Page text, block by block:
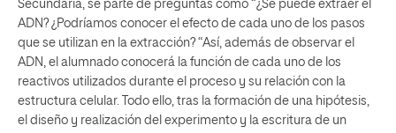
Secundaria, se parte de preguntas como “¿Se puede extraer el
ADN? ¿Podríamos conocer el efecto de cada uno de los pasos
que se utilizan en la extracción? “Así, además de observar el
ADN, el alumnado conocerá la función de cada uno de los
reactivos utilizados durante el proceso y su relación con la
estructura celular. Todo ello, tras la formación de una hipótesis,
el diseño y realización del experimento y la escritura de un